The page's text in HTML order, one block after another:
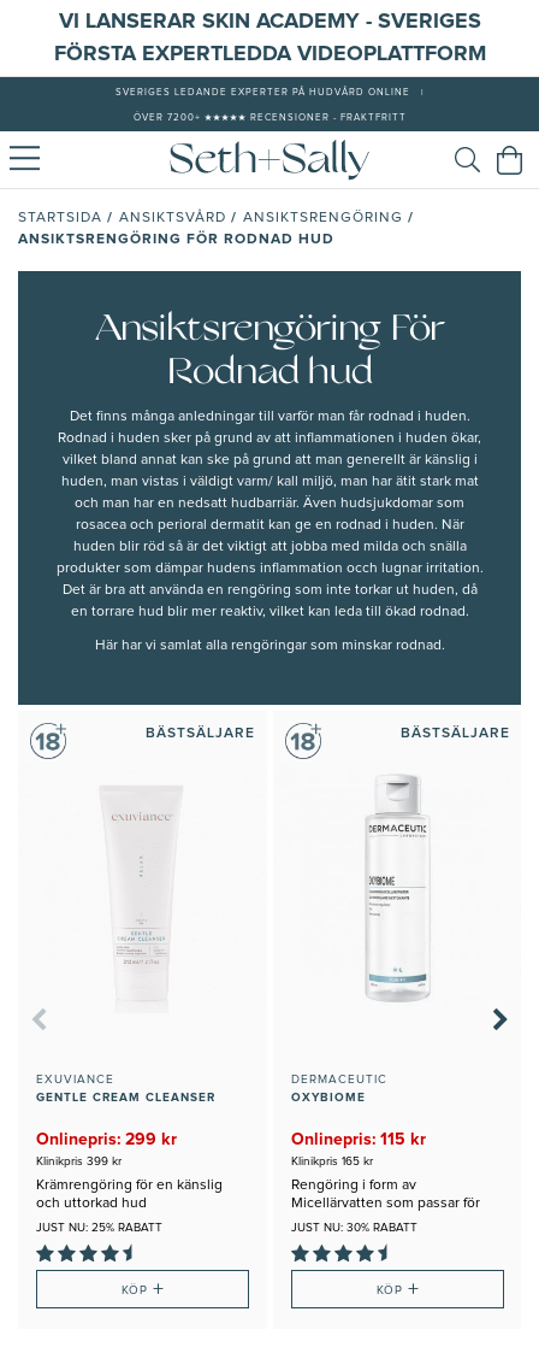
VI LANSERAR SKIN ACADEMY - SVERIGES
FÖRSTA EXPERTLEDDA VIDEOPLATTFORM
SVERIGES LEDANDE EXPERTER PÅ HUDVÅRD ONLINE
ÖVER 7200+ ★★★★★ RECENSIONER - FRAKTFRITT
STARTSIDA / ANSIKTSVÅRD / ANSIKTSRENGÖRING /
ANSIKTSRENGÖRING FÖR RODNAD HUD
Ansiktsrengöring För
Rodnad hud
Det finns många anledningar till varför man får rodnad i huden.
Rodnad i huden sker på grund av att inflammationen i huden ökar,
vilket bland annat kan ske på grund att man generellt är känslig i
huden, man vistas i väldigt varm/ kall miljö, man har ätit stark mat
och man har en nedsatt hudbarriär. Även hudsjukdomar som
rosacea och perioral dermatit kan ge en rodnad i huden. När
huden blir röd så är det viktigt att jobba med milda och snälla
produkter som dämpar hudens inflammation occh lugnar irritation.
Det är bra att använda en rengöring som inte torkar ut huden, då
en torrare hud blir mer reaktiv, vilket kan leda till ökad rodnad.
Här har vi samlat alla rengöringar som minskar rodnad.
BÄSTSÄLJARE
EXUVIANCE
GENTLE CREAM CLEANSER
Onlinepris: 299 kr
Klinikpris 399 kr
Krämrengöring för en känslig
och uttorkad hud
JUST NU: 25% RABATT
KÖP +
BÄSTSÄLJARE
DERMACEUTIC
OXYBIOME
Onlinepris: 115 kr
Klinikpris 165 kr
Rengöring i form av
Micellärvatten som passar för
alla Hudtyper
JUST NU: 30% RABATT
KÖP +